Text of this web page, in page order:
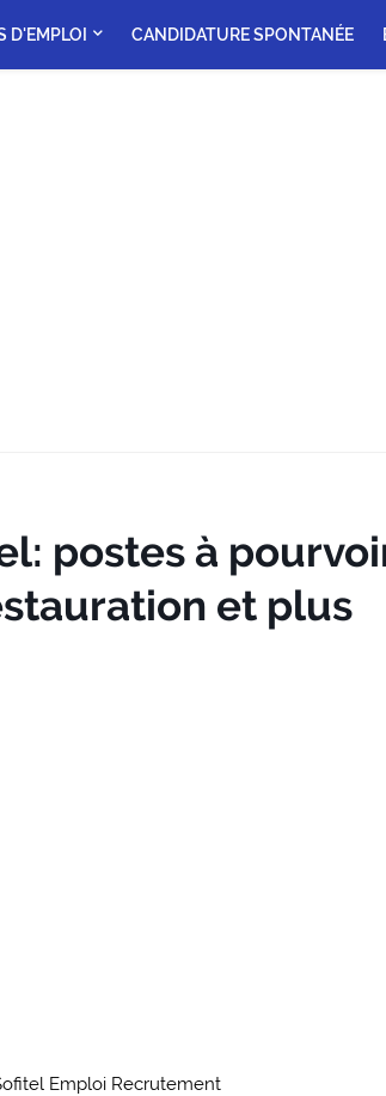
D'EMPLOI CANDIDATURE SPONTANÉE
postes à
et plus